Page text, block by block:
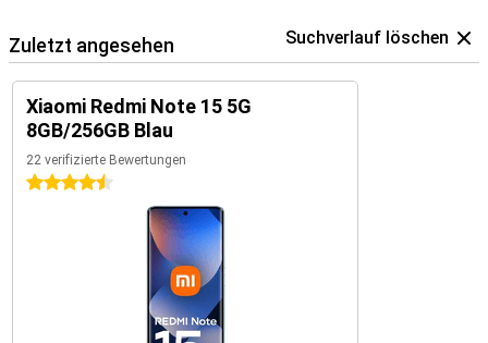
Zuletzt angesehen Suchverlauf löschen
Xiaomi Redmi Note 15 5G
8GB/256GB Blau
22 verifizierte Bewertungen
4.5 Sterne